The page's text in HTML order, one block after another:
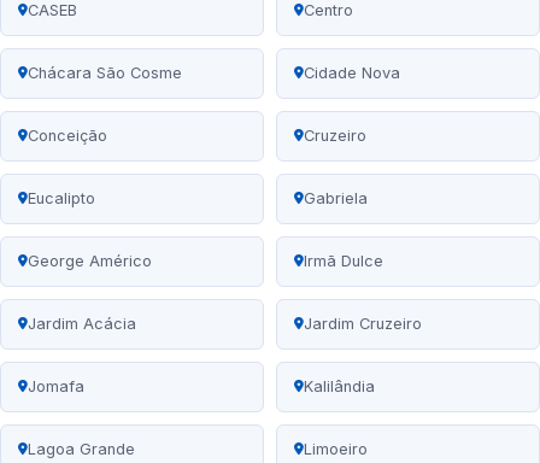
CASEB Centro
Chácara São Cosme Cidade Nova
Conceição Cruzeiro
Eucalipto Gabriela
George Américo Irmã Dulce
Jardim Acácia Jardim Cruzeiro
Jomafa Kalilândia
Lagoa Grande Limoeiro